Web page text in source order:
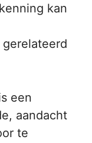
kan
een
aandacht
te